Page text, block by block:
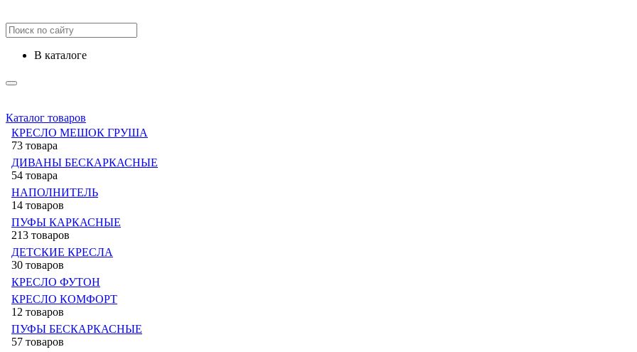
в каталоге
Каталог товаров
КРЕСЛО МЕШОК ГРУША
73 товара
ДИВАНЫ БЕСКАРКАСНЫЕ
54 товара
НАПОЛНИТЕЛЬ
14 товаров
ПУФЫ КАРКАСНЫЕ
213 товаров
ДЕТСКИЕ КРЕСЛА
30 товаров
КРЕСЛО ФУТОН
КРЕСЛО КОМФОРТ
12 товаров
ПУФЫ БЕСКАРКАСНЫЕ
57 товаров